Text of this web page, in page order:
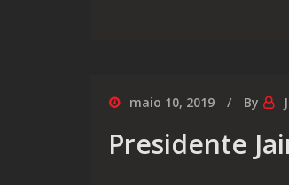
maio 10, 2019 By
Presidente